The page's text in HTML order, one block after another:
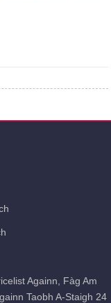
Againn, Fàg Am
Taobh A-Staigh 24